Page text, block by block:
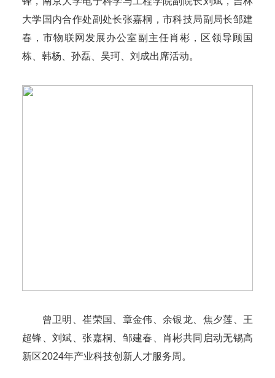
大学国内合作处副处长张嘉桐，市科技局副局长邹建
春，市物联网发展办公室副主任肖彬，区领导顾国
栋、韩杨、孙磊、吴珂、刘成出席活动。
曾卫明、崔荣国、章金伟、余银龙、焦夕莲、王
超锋、刘斌、张嘉桐、邹建春、肖彬共同启动无锡高
新区2024年产业科技创新人才服务周。